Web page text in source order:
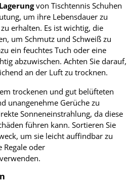
von Tischtennis Schuhen
um ihre Lebensdauer zu
erhalten. Es ist wichtig, die
um Schmutz und Schweiß zu
ein feuchtes Tuch oder eine
abzuwischen. Achten Sie darauf,
an der Luft zu trocknen.
trockenen und gut belüfteten
unangenehme Gerüche zu
Sonneneinstrahlung, da diese
führen kann. Sortieren Sie
um sie leicht auffindbar zu
Regale oder